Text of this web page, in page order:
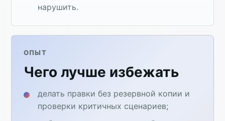
нарушить.
ОПЫТ
Чего лучше избежать
делать правки без резервной копии и
проверки критичных сценариев;